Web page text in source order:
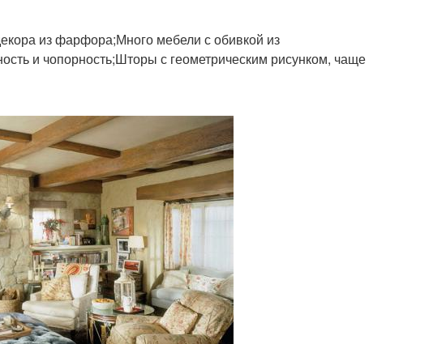
из фарфора;Много мебели с обивкой из
и чопорность;Шторы с геометрическим рисунком, чаще